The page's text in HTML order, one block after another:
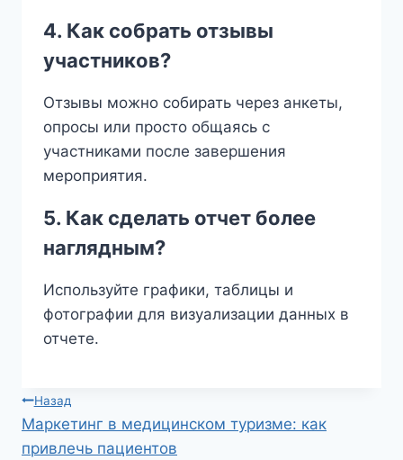
4. Как собрать отзывы
участников?
Отзывы можно собирать через анкеты,
опросы или просто общаясь с
участниками после завершения
мероприятия.
5. Как сделать отчет более
наглядным?
Используйте графики, таблицы и
фотографии для визуализации данных в
отчете.
Навигация
по
Назад
Маркетинг в медицинском туризме: как
привлечь пациентов